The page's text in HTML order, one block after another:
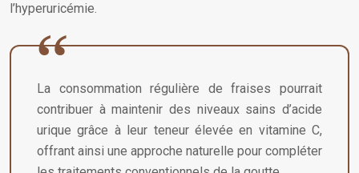
l’hyperuricémie.
La consommation régulière de fraises pourrait
contribuer à maintenir des niveaux sains d’acide
urique grâce à leur teneur élevée en vitamine C,
offrant ainsi une approche naturelle pour compléter